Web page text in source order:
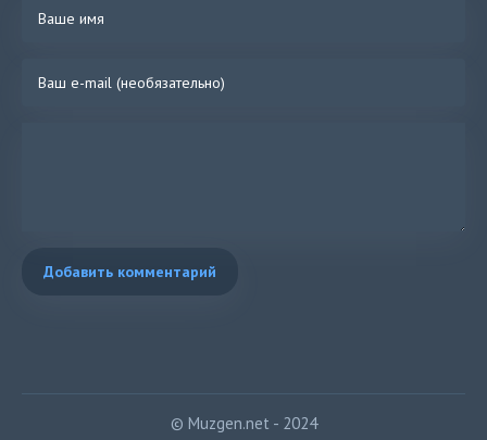
Добавить комментарий
© Muzgen.net - 2024